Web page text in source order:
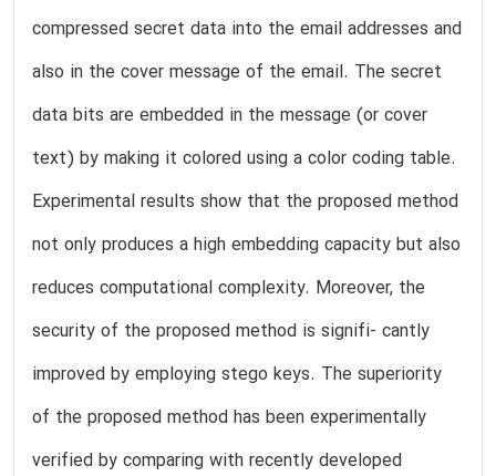
compressed secret data into the email addresses and
also in the cover message of the email. The secret
data bits are embedded in the message (or cover
text) by making it colored using a color coding table.
Experimental results show that the proposed method
not only produces a high embedding capacity but also
reduces computational complexity. Moreover, the
security of the proposed method is signifi- cantly
improved by employing stego keys. The superiority
of the proposed method has been experimentally
verified by comparing with recently developed